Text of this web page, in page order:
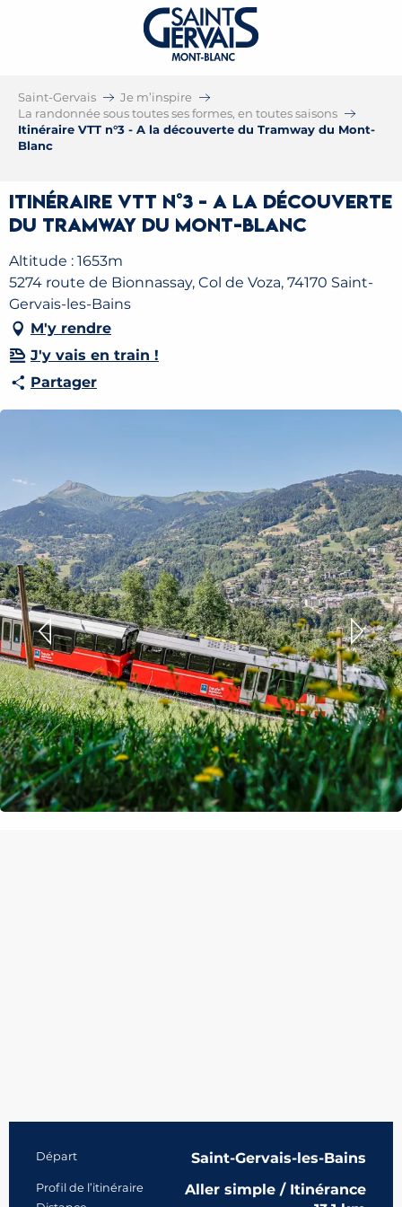
Saint-Gervais
Je m’inspire
La randonnée sous toutes ses formes, en toutes saisons
Itinéraire VTT n°3 - A la découverte du Tramway du Mont-
Blanc
Itinéraire VTT n°3 - A la découverte
du Tramway du Mont-Blanc
Altitude : 1653m
5274 route de Bionnassay, Col de Voza, 74170 Saint-
Gervais-les-Bains
M'y rendre
J'y vais en train !
Partager
Informations pratiques
Départ Saint-Gervais-les-Bains
Profil de l’itinéraire Aller simple / Itinérance